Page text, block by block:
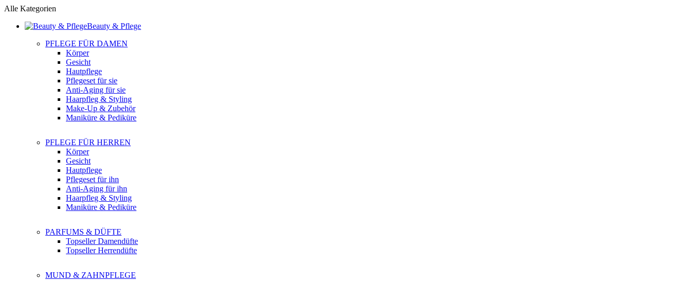
Alle Kategorien
Beauty & Pflege
PFLEGE FÜR DAMEN
Körper
Gesicht
Hautpflege
Pflegeset für sie
Anti-Aging für sie
Haarpfleg & Styling
Make-Up & Zubehör
Maniküre & Pediküre
PFLEGE FÜR HERREN
Körper
Gesicht
Hautpflege
Pflegeset für ihn
Anti-Aging für ihn
Haarpfleg & Styling
Maniküre & Pediküre
PARFUMS & DÜFTE
Topseller Damendüfte
Topseller Herrendüfte
MUND & ZAHNPFLEGE